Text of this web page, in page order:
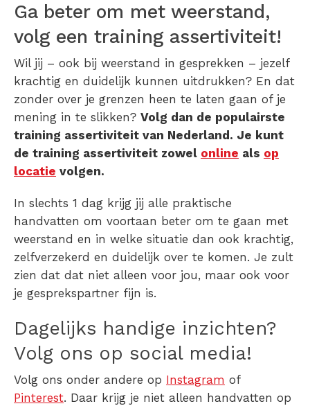
Ga beter om met weerstand,
volg een training assertiviteit!
Wil jij – ook bij weerstand in gesprekken – jezelf
krachtig en duidelijk kunnen uitdrukken? En dat
zonder over je grenzen heen te laten gaan of je
mening in te slikken? Volg dan de populairste
training assertiviteit van Nederland. Je kunt
de training assertiviteit zowel online als op
locatie volgen.
In slechts 1 dag krijg jij alle praktische
handvatten om voortaan beter om te gaan met
weerstand en in welke situatie dan ook krachtig,
zelfverzekerd en duidelijk over te komen. Je zult
zien dat dat niet alleen voor jou, maar ook voor
je gesprekspartner fijn is.
Dagelijks handige inzichten?
Volg ons op social media!
Volg ons onder andere op Instagram of
Pinterest. Daar krijg je niet alleen handvatten op